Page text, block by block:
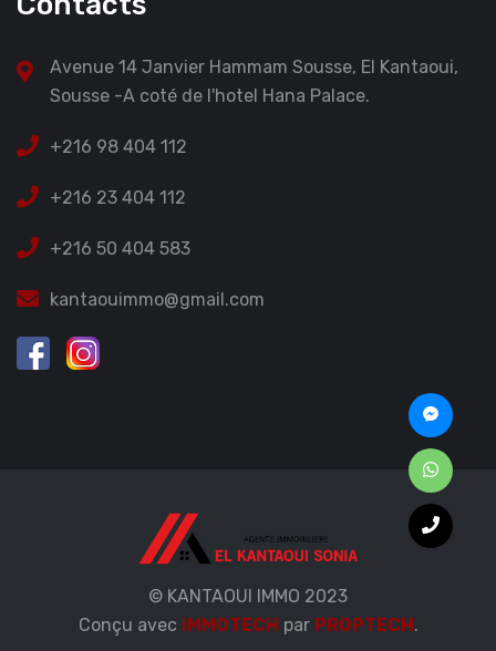
Avenue 14 Janvier Hammam Sousse, El Kantaoui,
Sousse -A coté de l'hotel Hana Palace.
+216 98 404 112
+216 23 404 112
+216 50 404 583
kantaouimmo@gmail.com
© KANTAOUI IMMO 2023
Conçu avec iMMOTECH par PROPTECH.